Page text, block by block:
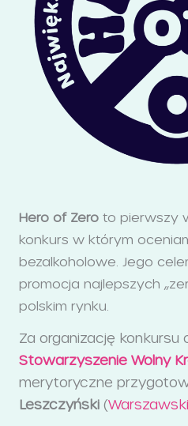
Hero of Zero to pierwszy
konkurs w którym
bezalkoholowe. Jego
promocja najlepszych
polskim rynku.
Za organizację konkursu
Stowarzyszenie Wolny
merytoryczne
Leszczyński (